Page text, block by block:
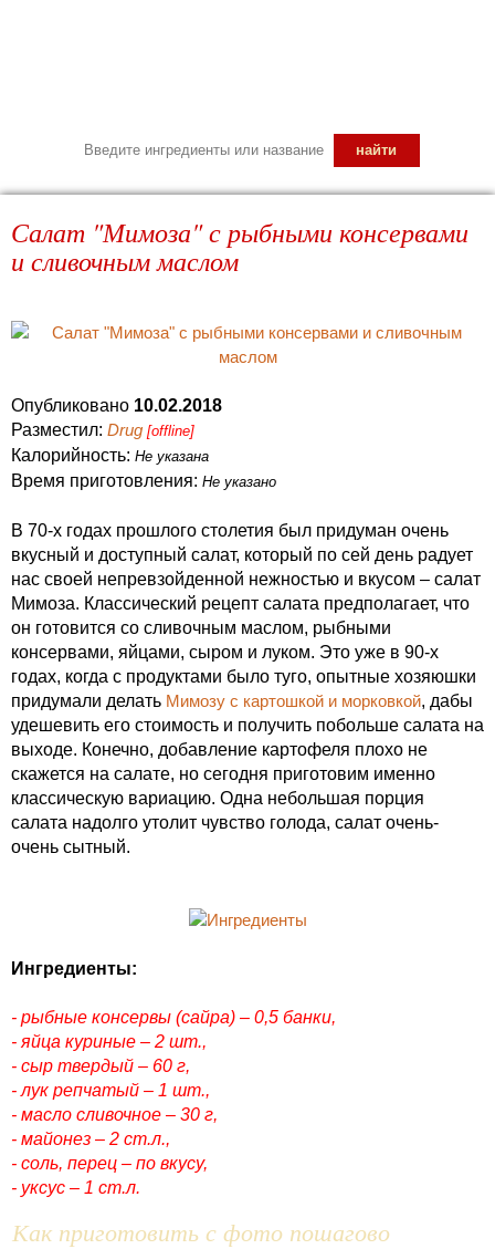
Салат "Мимоза" с рыбными консервами
и сливочным маслом
Опубликовано 10.02.2018
Разместил: Drug [offline]
Калорийность: Не указана
Время приготовления: Не указано
В 70-х годах прошлого столетия был придуман очень
вкусный и доступный салат, который по сей день радует
нас своей непревзойденной нежностью и вкусом – салат
Мимоза. Классический рецепт салата предполагает, что
он готовится со сливочным маслом, рыбными
консервами, яйцами, сыром и луком. Это уже в 90-х
годах, когда с продуктами было туго, опытные хозяюшки
придумали делать Мимозу с картошкой и морковкой, дабы
удешевить его стоимость и получить побольше салата на
выходе. Конечно, добавление картофеля плохо не
скажется на салате, но сегодня приготовим именно
классическую вариацию. Одна небольшая порция
салата надолго утолит чувство голода, салат очень-
очень сытный.
Ингредиенты:
- рыбные консервы (сайра) – 0,5 банки,
- яйца куриные – 2 шт.,
- сыр твердый – 60 г,
- лук репчатый – 1 шт.,
- масло сливочное – 30 г,
- майонез – 2 ст.л.,
- соль, перец – по вкусу,
- уксус – 1 ст.л.
Как приготовить с фото пошагово